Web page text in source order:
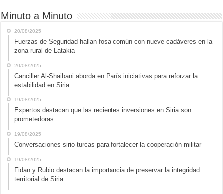
Minuto a Minuto
20/08/2025
Fuerzas de Seguridad hallan fosa común con nueve cadáveres en la
zona rural de Latakia
20/08/2025
Canciller Al-Shaibani aborda en París iniciativas para reforzar la
estabilidad en Siria
19/08/2025
Expertos destacan que las recientes inversiones en Siria son
prometedoras
19/08/2025
Conversaciones sirio-turcas para fortalecer la cooperación militar
19/08/2025
Fidan y Rubio destacan la importancia de preservar la integridad
territorial de Siria